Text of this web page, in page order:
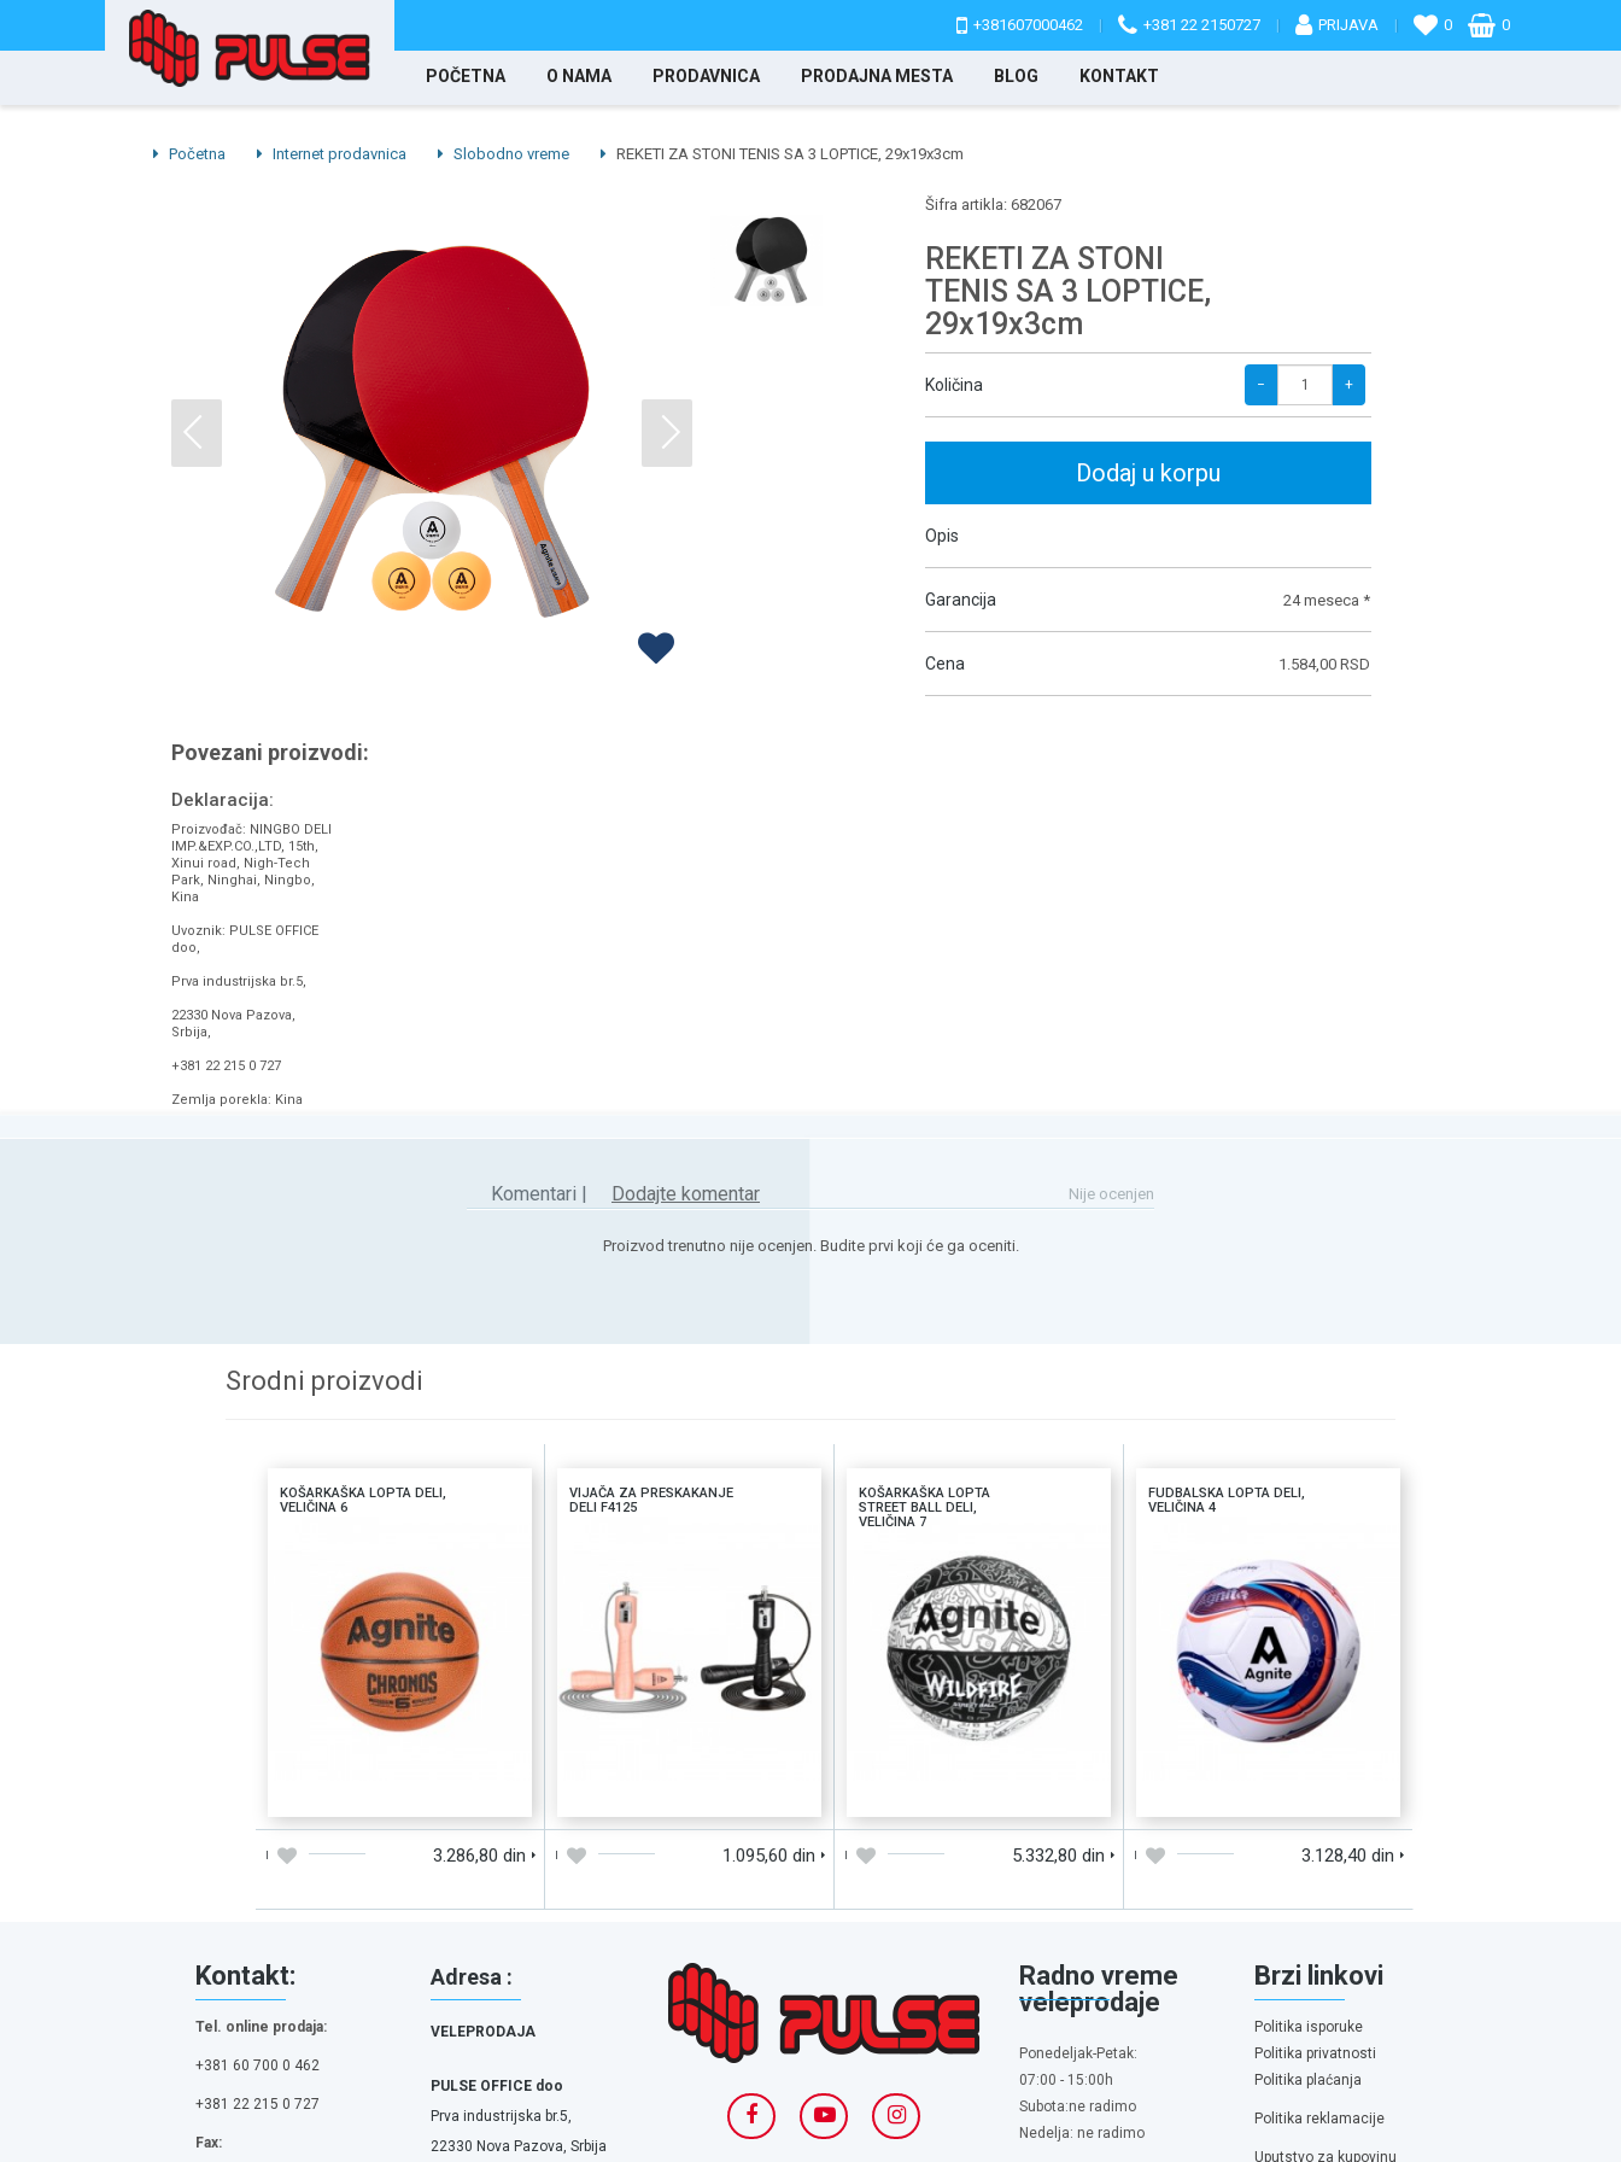
+381607000462 | +381 22 2150727 | PRIJAVA | 0 0
POČETNA O NAMA PRODAVNICA PRODAJNA MESTA BLOG KONTAKT
Početna Internet prodavnica Slobodno vreme REKETI ZA STONI TENIS SA 3 LOPTICE, 29x19x3cm
Povezani proizvodi:
Deklaracija:
Proizvođač: NINGBO DELI
IMP.&EXP.CO.,LTD, 15th,
Xinui road, Nigh-Tech
Park, Ninghai, Ningbo,
Kina
Uvoznik: PULSE OFFICE
doo,
Prva industrijska br.5,
22330 Nova Pazova,
Srbija,
+381 22 215 0 727
Zemlja porekla: Kina
Šifra artikla: 682067
REKETI ZA STONI
TENIS SA 3 LOPTICE,
29x19x3cm
Količina − +
Dodaj u korpu
Opis
Garancija 24 meseca *
Cena 1.584,00 RSD
Nije ocenjen
Komentari | Dodajte komentar
Proizvod trenutno nije ocenjen. Budite prvi koji će ga oceniti.
Srodni proizvodi
KOŠARKAŠKA LOPTA DELI,
VELIČINA 6
3.286,80 din
VIJAČA ZA PRESKAKANJE
DELI F4125
1.095,60 din
KOŠARKAŠKA LOPTA
STREET BALL DELI,
VELIČINA 7
5.332,80 din
FUDBALSKA LOPTA DELI,
VELIČINA 4
3.128,40 din
Kontakt:
Tel. online prodaja:
+381 60 700 0 462
+381 22 215 0 727
Fax:
Adresa :
VELEPRODAJA
PULSE OFFICE doo
Prva industrijska br.5,
22330 Nova Pazova, Srbija
Radno vreme
veleprodaje
Ponedeljak-Petak:
07:00 - 15:00h
Subota:ne radimo
Nedelja: ne radimo
Brzi linkovi
Politika isporuke
Politika privatnosti
Politika plaćanja
Politika reklamacije
Uputstvo za kupovinu